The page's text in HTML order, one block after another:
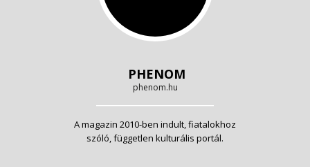
PHENOM
phenom.hu
A magazin 2010-ben indult, fiatalokhoz
szóló, független kulturális portál.